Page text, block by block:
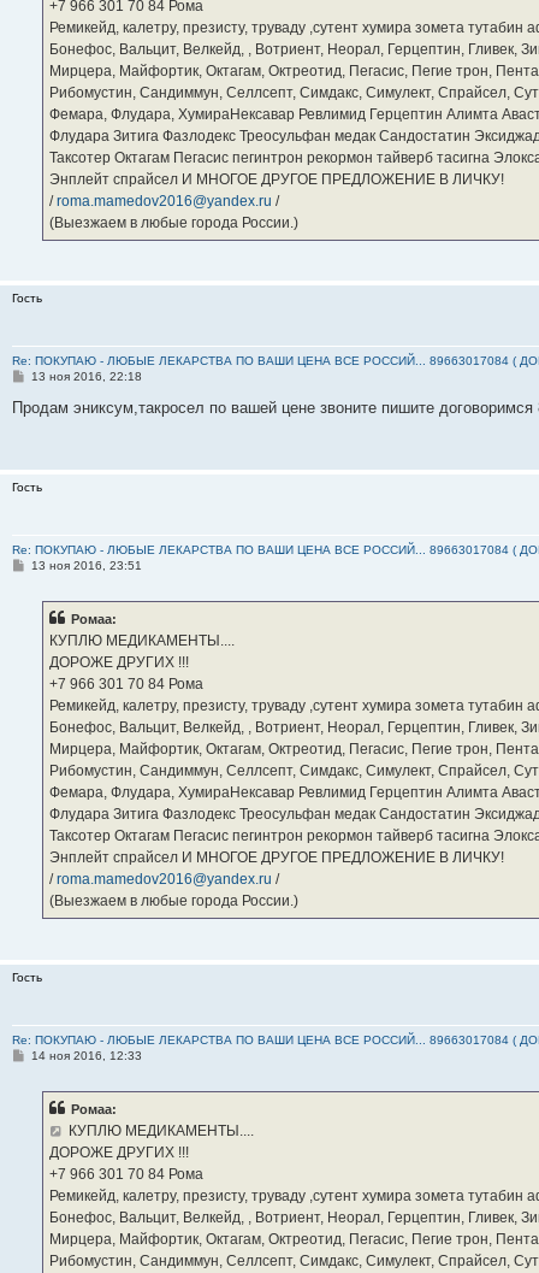
‪+7 966 301 70 84‬ Рома
Ремикейд, калетру, презисту, труваду ,сутент хумира зомета
Бонефос, Вальцит, Велкейд, , Вотриент, Неорал, Герцептин, Гливек,
Мирцера, Майфортик, Октагам, Октреотид, Пегасис, Пегие трон,
Рибомустин, Сандиммун, Селлсепт, Симдакс, Симулект, Спрайсел,
Фемара, Флудара, ХумираНексавар Ревлимид Герцептин Алимта
Флудара Зитига Фазлодекс Треосульфан медак Сандостатин
Таксотер Октагам Пегасис пегинтрон рекормон тайверб тасигна
Энплейт спрайсел И МНОГОЕ ДРУГОЕ ПРЕДЛОЖЕНИЕ В ЛИЧКУ!
/roma.mamedov2016@yandex.ru /
(Выезжаем в любые города России.)
Гость
Re: ПОКУПАЮ - ЛЮБЫЕ ЛЕКАРСТВА ПО ВАШИ ЦЕНА ВСЕ РОССИЙ... 89663017084 (
С
о
е
13 ноя 2016, 22:18
Продам эниксум,такросел по вашей цене звоните пишите договоримся
Гость
Re: ПОКУПАЮ - ЛЮБЫЕ ЛЕКАРСТВА ПО ВАШИ ЦЕНА ВСЕ РОССИЙ... 89663017084 (
С13 ноя 2016, 23:51
Ромаа:
КУПЛЮ МЕДИКАМЕНТЫ....
ДОРОЖЕ ДРУГИХ !!!
‪+7 966 301 70 84‬ Рома
Ремикейд, калетру, презисту, труваду ,сутент хумира зомета
Бонефос, Вальцит, Велкейд, , Вотриент, Неорал, Герцептин, Гливек,
Мирцера, Майфортик, Октагам, Октреотид, Пегасис, Пегие трон,
Рибомустин, Сандиммун, Селлсепт, Симдакс, Симулект, Спрайсел,
Фемара, Флудара, ХумираНексавар Ревлимид Герцептин Алимта
Флудара Зитига Фазлодекс Треосульфан медак Сандостатин
Таксотер Октагам Пегасис пегинтрон рекормон тайверб тасигна
Энплейт спрайсел И МНОГОЕ ДРУГОЕ ПРЕДЛОЖЕНИЕ В ЛИЧКУ!
/roma.mamedov2016@yandex.ru /
(Выезжаем в любые города России.)
Гость
Re: ПОКУПАЮ - ЛЮБЫЕ ЛЕКАРСТВА ПО ВАШИ ЦЕНА ВСЕ РОССИЙ... 89663017084 (
С14 ноя 2016, 12:33
Ромаа:
КУПЛЮ МЕДИКАМЕНТЫ....
ДОРОЖЕ ДРУГИХ !!!
‪+7 966 301 70 84‬ Рома
Ремикейд, калетру, презисту, труваду ,сутент хумира зомета
Бонефос, Вальцит, Велкейд, , Вотриент, Неорал, Герцептин, Гливек,
Мирцера, Майфортик, Октагам, Октреотид, Пегасис, Пегие трон,
Рибомустин, Сандиммун, Селлсепт, Симдакс, Симулект, Спрайсел,